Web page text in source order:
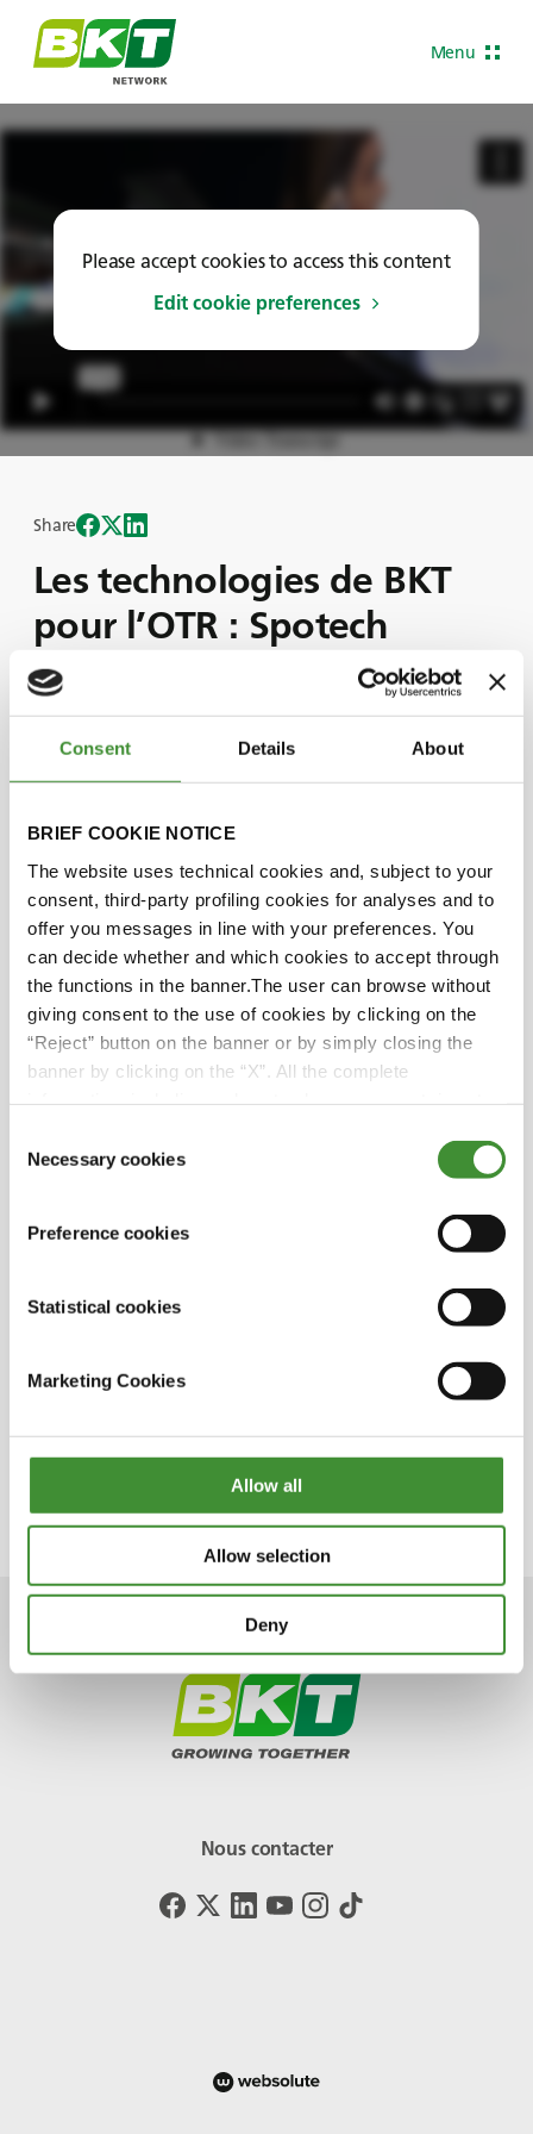
Consent Details About
BRIEF COOKIE NOTICE
The website uses technical cookies and, subject to your
consent, third-party profiling cookies for analyses and to
offer you messages in line with your preferences. You
can decide whether and which cookies to accept through
the functions in the banner.The user can browse without
giving consent to the use of cookies by clicking on the
“Reject” button on the banner or by simply closing the
banner by clicking on the “X”. All the complete
Selection
Necessary cookies
Preference cookies
Statistical cookies
Marketing Cookies
Allow all
Allow selection
Deny
Menu
Please accept cookies to access this content
Edit cookie preferences
Les technologies de BKT
pour l’OTR : Spotech
Share
à SPOTech, un outil innovant conçu par BKT pour
ingénieur de terrain OTR chez BKT Europe, nous
Dans cet épisode, nous en apprendrons
davantage sur SPOTech, un outil qui fournit la
position exacte d'une machine et son
fonctionnement interne, y compris des données
précieuses, le coefficient TKPH et une étude de
cas réelle passionnante.
Regardez l'épisode complet pour découvrir tout
le potentiel de SPOTech !
Le saviez-vous ?
SPOTech peut être installé en 20/30 minutes.
L'utilisation de SPOTech permet d'améliorer la
productivité et les performances des pneus.
fortes contraintes en raison des vitesses
Nous contacter